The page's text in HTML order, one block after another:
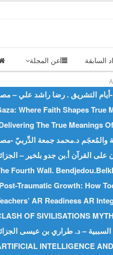
عن المجلة السابقة
أيام التشريق . رضا راشد علي – مصر-
Where Faith Shapes True
The True Meanings
Fourth Wall.
Traumatic Growth: How
AR Readiness AR
OF SIVILISATIONS
INTELLIGENCE